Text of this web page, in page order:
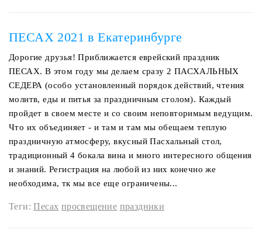
ПЕСАХ 2021 в Екатеринбурге
Дорогие друзья! Приближается еврейский праздник
ПЕСАХ. В этом году мы делаем сразу 2 ПАСХАЛЬНЫХ
СЕДЕРА (особо установленный порядок действий, чтения
молитв, еды и питья за праздничным столом). Каждый
пройдет в своем месте и со своим неповторимым ведущим.
Что их объединяет - и там и там мы обещаем теплую
праздничную атмосферу, вкусный Пасхальный стол,
традиционный 4 бокала вина и много интересного общения
и знаний. Регистрация на любой из них конечно же
необходима, тк мы все еще ограничены...
Теги:Песах просвещение праздники